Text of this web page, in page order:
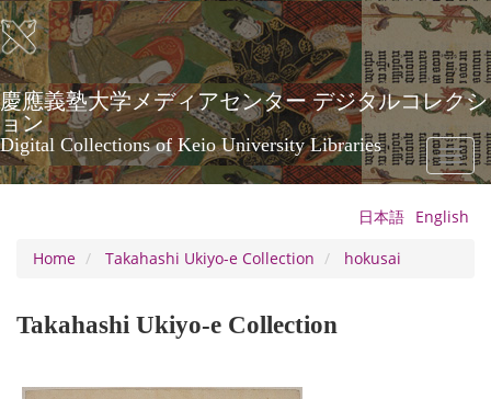
Skip
to
main
content
慶應義塾大学メディアセンター デジタルコレクシ
ョン
Digital Collections of Keio University Libraries
Toggle
日本語 English
Home
Takahashi Ukiyo-e Collection hokusai
Takahashi Ukiyo-e Collection